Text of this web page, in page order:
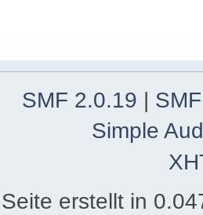
SMF 2.0.19 |
Simple
Seite erstellt in